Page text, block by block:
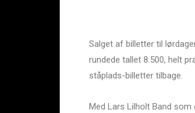
Salget af billetter til
rundede tallet 8.500, helt
ståplads-billetter tilbage.
Med Lars Lilholt Band